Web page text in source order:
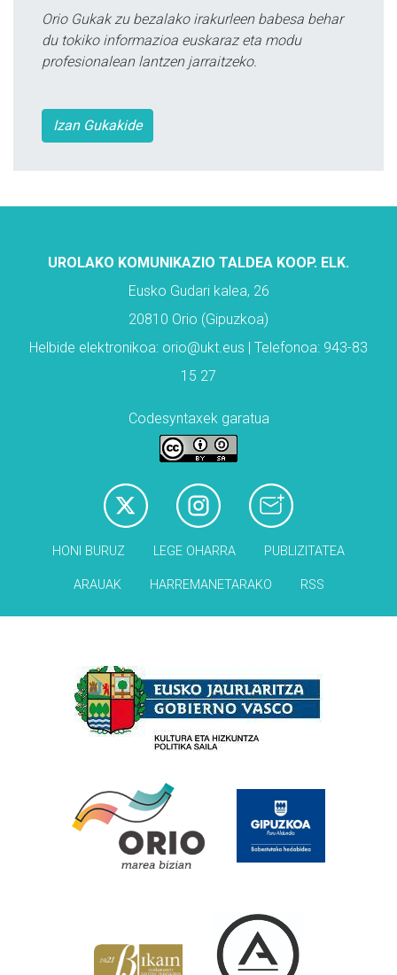
Orio Gukak zu bezalako irakurleen babesa behar
du tokiko informazioa euskaraz eta modu
profesionalean lantzen jarraitzeko.
Izan Gukakide
UROLAKO KOMUNIKAZIO TALDEA KOOP. ELK.
Eusko Gudari kalea, 26
20810 Orio (Gipuzkoa)
Helbide elektronikoa: orio@ukt.eus | Telefonoa: 943-83
15 27
Codesyntaxek garatua
HONI BURUZ LEGE OHARRA PUBLIZITATEA
ARAUAK HARREMANETARAKO RSS